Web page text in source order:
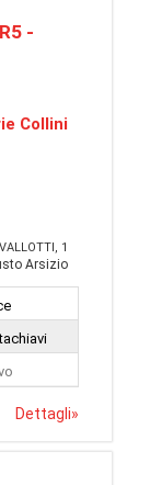
-
Collini
1
Arsizio
Dettagli»